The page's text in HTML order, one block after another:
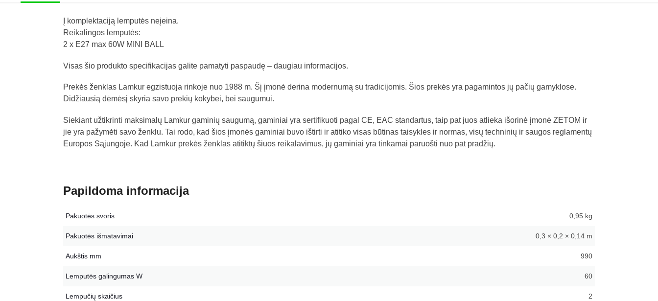
Į komplektaciją lemputės neįeina.
Reikalingos lemputės:
2 x E27 max 60W MINI BALL
Visas šio produkto specifikacijas galite pamatyti paspaudę – daugiau informacijos.
Prekės ženklas Lamkur egzistuoja rinkoje nuo 1988 m. Šį įmonė derina modernumą su tradicijomis. Šios prekės yra pagamintos jų pačių gamyklose.
Didžiausią dėmėsį skyria savo prekių kokybei, bei saugumui.
Siekiant užtikrinti maksimalų Lamkur gaminių saugumą, gaminiai yra sertifikuoti pagal CE, EAC standartus, taip pat juos atlieka išorinė įmonė ZETOM ir
jie yra pažymėti savo ženklu. Tai rodo, kad šios įmonės gaminiai buvo ištirti ir atitiko visas būtinas taisykles ir normas, visų techninių ir saugos reglamentų
Europos Sąjungoje. Kad Lamkur prekės ženklas atitiktų šiuos reikalavimus, jų gaminiai yra tinkamai paruošti nuo pat pradžių.
Papildoma informacija
Pakuotės svoris 0,95 kg
Pakuotės išmatavimai 0,3 × 0,2 × 0,14 m
Aukštis mm 990
Lemputės galingumas W 60
Lempučių skaičius 2